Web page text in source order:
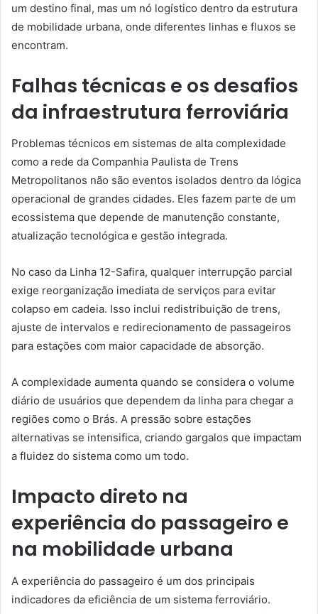
um destino final, mas um nó logístico dentro da estrutura
de mobilidade urbana, onde diferentes linhas e fluxos se
encontram.
Falhas técnicas e os desafios
da infraestrutura ferroviária
Problemas técnicos em sistemas de alta complexidade
como a rede da Companhia Paulista de Trens
Metropolitanos não são eventos isolados dentro da lógica
operacional de grandes cidades. Eles fazem parte de um
ecossistema que depende de manutenção constante,
atualização tecnológica e gestão integrada.
No caso da Linha 12-Safira, qualquer interrupção parcial
exige reorganização imediata de serviços para evitar
colapso em cadeia. Isso inclui redistribuição de trens,
ajuste de intervalos e redirecionamento de passageiros
para estações com maior capacidade de absorção.
A complexidade aumenta quando se considera o volume
diário de usuários que dependem da linha para chegar a
regiões como o Brás. A pressão sobre estações
alternativas se intensifica, criando gargalos que impactam
a fluidez do sistema como um todo.
Impacto direto na
experiência do passageiro e
na mobilidade urbana
A experiência do passageiro é um dos principais
indicadores da eficiência de um sistema ferroviário.